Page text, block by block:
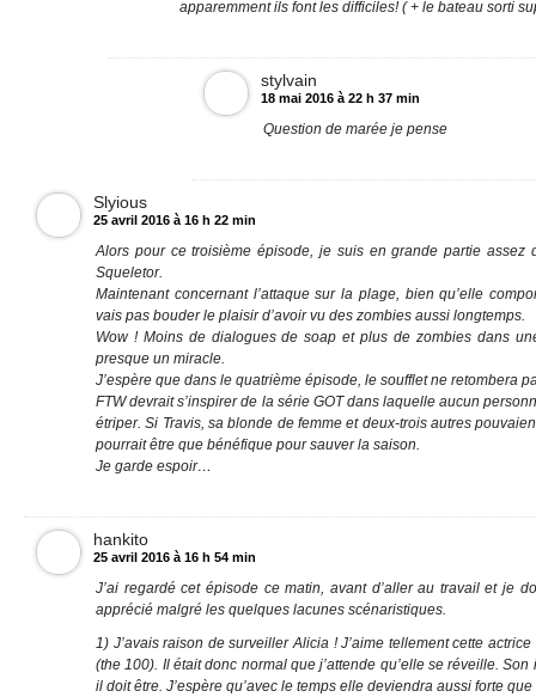
apparemment ils font les difficiles! ( + le bateau sorti
stylvain
18 mai 2016 à 22 h 37 min
Question de marée je pense
Slyious
25 avril 2016 à 16 h 22 min
Alors pour ce troisième épisode, je suis en grande partie assez
Squeletor.
Maintenant concernant l’attaque sur la plage, bien qu’elle
vais pas bouder le plaisir d’avoir vu des zombies aussi longtemps.
Wow ! Moins de dialogues de soap et plus de zombies dans
presque un miracle.
J’espère que dans le quatrième épisode, le soufflet ne retombera
FTW devrait s’inspirer de la série GOT dans laquelle aucun
étriper. Si Travis, sa blonde de femme et deux-trois autres
pourrait être que bénéfique pour sauver la saison.
Je garde espoir…
hankito
25 avril 2016 à 16 h 54 min
J’ai regardé cet épisode ce matin, avant d’aller au travail et je
apprécié malgré les quelques lacunes scénaristiques.
1) J’avais raison de surveiller Alicia ! J’aime tellement cette
(the 100). Il était donc normal que j’attende qu’elle se réveille.
il doit être. J’espère qu’avec le temps elle deviendra aussi forte